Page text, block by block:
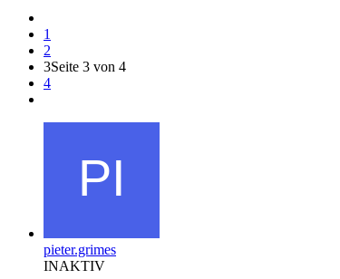
1
2
3Seite 3 von 4
4
pieter.grimes
INAKTIV